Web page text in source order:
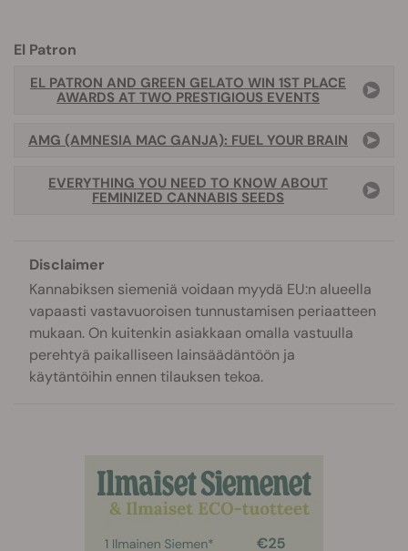
El Patron
EL PATRON AND GREEN GELATO WIN 1ST PLACE
AWARDS AT TWO PRESTIGIOUS EVENTS
AMG (AMNESIA MAC GANJA): FUEL YOUR BRAIN
EVERYTHING YOU NEED TO KNOW ABOUT
FEMINIZED CANNABIS SEEDS
Disclaimer
Kannabiksen siemeniä voidaan myydä EU:n alueella
vapaasti vastavuoroisen tunnustamisen periaatteen
mukaan. On kuitenkin asiakkaan omalla vastuulla
perehtyä paikalliseen lainsäädäntöön ja
käytäntöihin ennen tilauksen tekoa.